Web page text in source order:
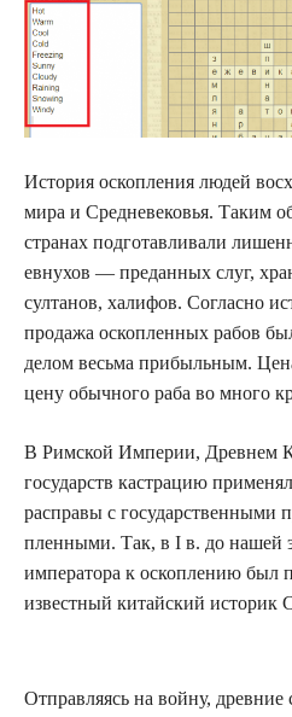
История оскопления людей
мира и Средневековья. Таким
странах подготавливали
евнухов — преданных слуг,
султанов, халифов. Согласно
продажа оскопленных рабов
делом весьма прибыльным.
цену обычного раба во много
В Римской Империи, Древнем
государств кастрацию
расправы с государственными
пленными. Так, в I в. до нашей
императора к оскоплению был
известный китайский историк
Отправляясь на войну,